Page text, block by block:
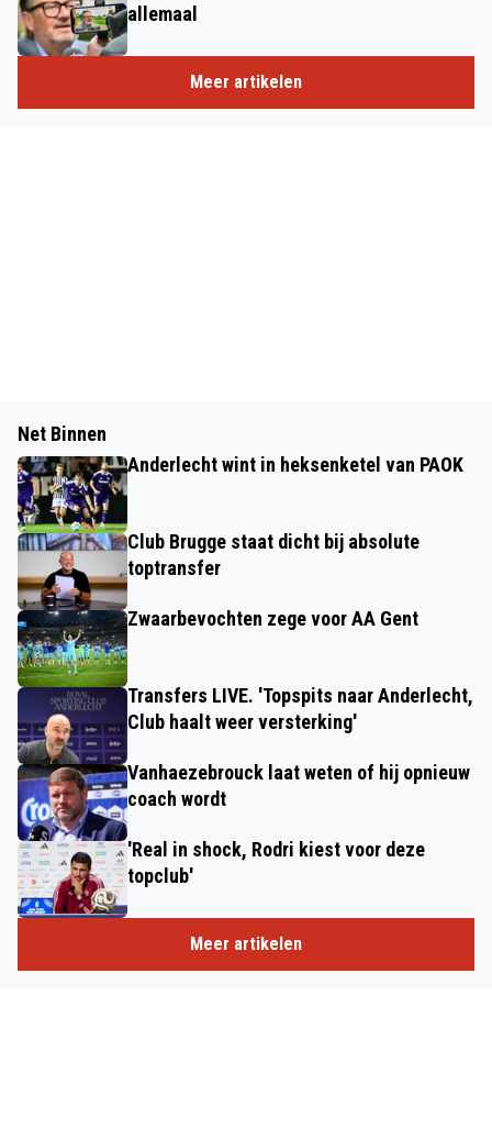
allemaal
Meer artikelen
Net Binnen
Anderlecht wint in heksenketel van PAOK
Club Brugge staat dicht bij absolute
toptransfer
Zwaarbevochten zege voor AA Gent
Transfers LIVE. 'Topspits naar Anderlecht,
Club haalt weer versterking'
Vanhaezebrouck laat weten of hij opnieuw
coach wordt
'Real in shock, Rodri kiest voor deze
topclub'
Meer artikelen